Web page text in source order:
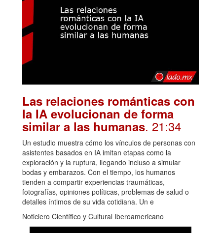
Las relaciones románticas con
la IA evolucionan de forma
similar a las humanas. 21:34
Un estudio muestra cómo los vínculos de personas con
asistentes basados en IA imitan etapas como la
exploración y la ruptura, llegando incluso a simular
bodas y embarazos. Con el tiempo, los humanos
tienden a compartir experiencias traumáticas,
fotografías, opiniones políticas, problemas de salud o
detalles íntimos de su vida cotidiana. Un e
Noticiero Científico y Cultural Iberoamericano